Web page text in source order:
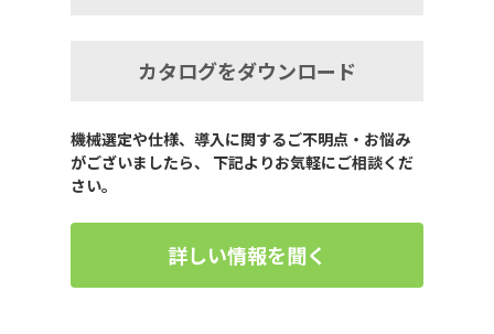
カタログをダウンロード
機械選定や仕様、導入に関するご不明点・お悩み
がございましたら、 下記よりお気軽にご相談くだ
さい。
詳しい情報を聞く